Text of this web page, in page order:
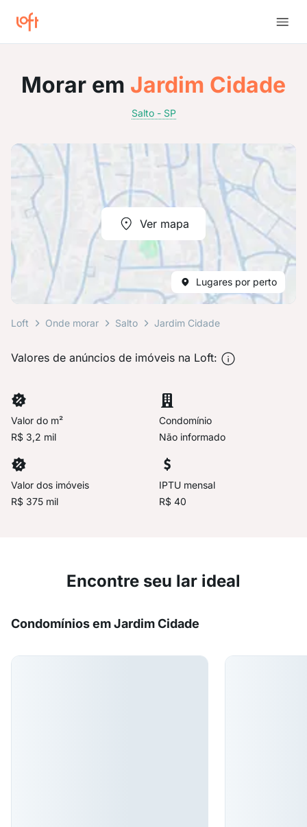
Morar em Jardim Cidade
Salto - SP
Ver mapa
Lugares por perto
Loft Onde morar Salto Jardim Cidade
Valores de anúncios de imóveis na Loft:
Valor do m²
R$ 3,2 mil
Condomínio
Não informado
Valor dos imóveis
R$ 375 mil
IPTU mensal
R$ 40
Encontre seu lar ideal
Condomínios em Jardim Cidade